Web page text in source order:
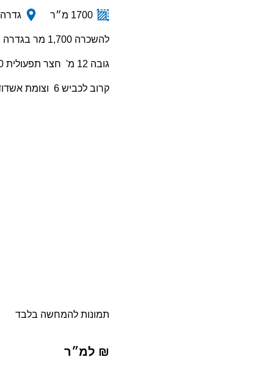
1700 מ״ר גדרה
להשכרה 1,700 מר בגדרה
גובה 12 מ' חצר תפעולית 1,100 מר
קרוב לכביש 6 וצומת אשדוד
תמונות להמחשה בלבד
₪ למ״ר